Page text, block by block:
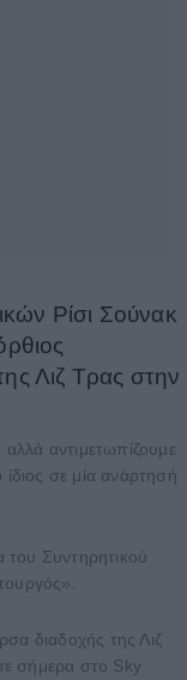
Ρίσι Σούνακ
Λιζ Τρας στην
αντιμετωπίζουμε
σε μία ανάρτησή
του Συντηρητικού
διαδοχής της Λιζ
σήμερα στο Sky